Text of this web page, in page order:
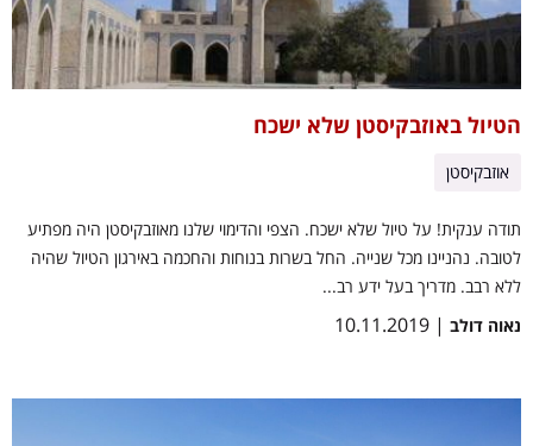
הטיול באוזבקיסטן שלא ישכח
אוזבקיסטן
תודה ענקית! על טיול שלא ישכח. הצפי והדימוי שלנו מאוזבקיסטן היה מפתיע
לטובה. נהניינו מכל שנייה. החל בשרות בנוחות והחכמה באירגון הטיול שהיה
ללא רבב. מדריך בעל ידע רב...
נאוה דולב | 10.11.2019